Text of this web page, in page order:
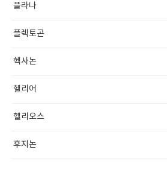
플라나
플렉토곤
헥사논
헬리어
헬리오스
후지논